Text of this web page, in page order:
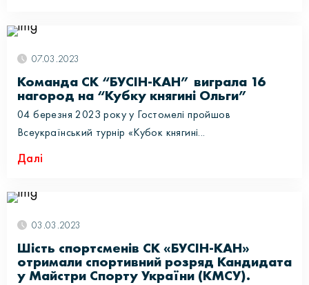
07.03.2023
Команда СК “БУСІН-КАН” виграла 16
нагород на “Кубку княгині Ольги”
04 березня 2023 року у Гостомелі пройшов
Всеукраїнський турнір «Кубок княгині...
Далі
03.03.2023
Шість спортсменів СК «БУСІН-КАН»
отримали спортивний розряд Кандидата
у Майстри Спорту України (КМСУ).